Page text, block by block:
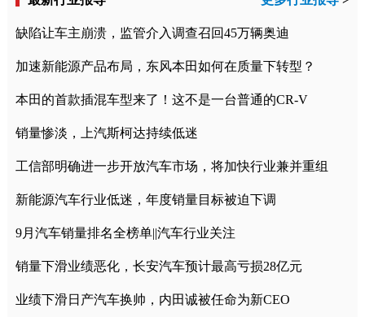
缺陷让车主崩溃，监管介入调查召回45万辆奥迪
加速新能源产品布局，东风本田如何在质量下转型？
本田的首款插混车型来了！这不是一台普通的CR-V
销量惨淡，上汽斯柯达持续低迷
工信部明确进一步开放汽车市场，将加快行业兼并重组
新能源汽车行业低迷，年度销量目标被迫下调
9月汽车销量排名全榜单||汽车行业关注
销量下滑业绩恶化，长安汽车预计最高亏损28亿元
业绩下滑日产汽车换帅，内田诚被任命为新CEO